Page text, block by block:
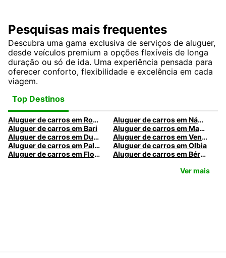
Pesquisas mais frequentes
Descubra uma gama exclusiva de serviços de aluguer,
desde veículos premium a opções flexíveis de longa
duração ou só de ida. Uma experiência pensada para
oferecer conforto, flexibilidade e excelência em cada
viagem.
Top Destinos
Aluguer de carros em Roma
Aluguer de carros em Nápoles
Aluguer de carros em Bari
Aluguer de carros em Madrid
Aluguer de carros em Dublin
Aluguer de carros em Veneza
Aluguer de carros em Palermo
Aluguer de carros em Olbia
Aluguer de carros em Florença
Aluguer de carros em Bérgamo
Ver mais